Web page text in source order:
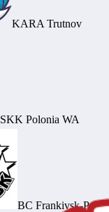
KARA Trutnov
SKK Polonia WA
BC Frankivsk-Pryk.